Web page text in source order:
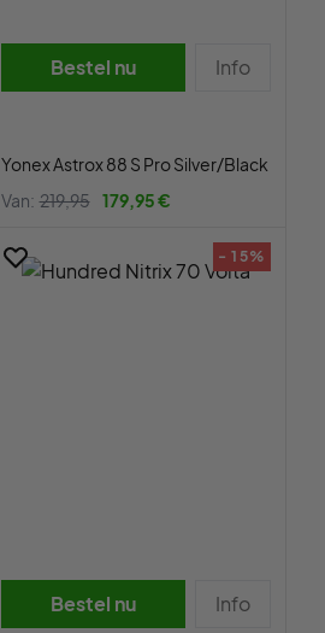
Bestel nu Info
Yonex Astrox 88 S Pro Silver/Black
Van: 219,95 179,95 €
- 15%
Bestel nu Info